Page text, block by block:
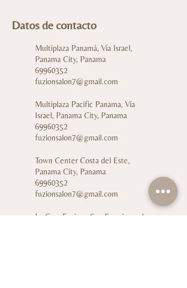
Datos de contacto
Multiplaza Panamá, Vía Israel,
Panama City, Panama
69960352
fuzionsalon7@gmail.com
Multiplaza Pacific Panama, Vía
Israel, Panama City, Panama
69960352
fuzionsalon7@gmail.com
Town Center Costa del Este,
Panama City, Panama
69960352
fuzionsalon7@gmail.com
La Casa Fuzion:: San Francisco, al